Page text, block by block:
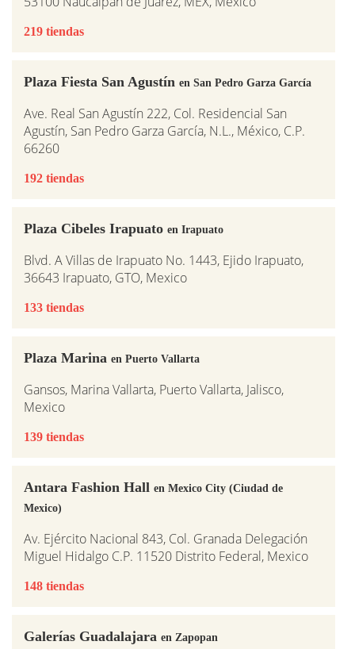
219 tiendas
Plaza Fiesta San Agustín en San Pedro Garza García
Ave. Real San Agustín 222, Col. Residencial San
Agustín, San Pedro Garza García, N.L., México, C.P.
66260
192 tiendas
Plaza Cibeles Irapuato en Irapuato
Blvd. A Villas de Irapuato No. 1443, Ejido Irapuato,
36643 Irapuato, GTO, Mexico
133 tiendas
Plaza Marina en Puerto Vallarta
Gansos, Marina Vallarta, Puerto Vallarta, Jalisco,
Mexico
139 tiendas
Antara Fashion Hall en Mexico City (Ciudad de
Mexico)
Av. Ejército Nacional 843, Col. Granada Delegación
Miguel Hidalgo C.P. 11520 Distrito Federal, Mexico
148 tiendas
Galerías Guadalajara en Zapopan